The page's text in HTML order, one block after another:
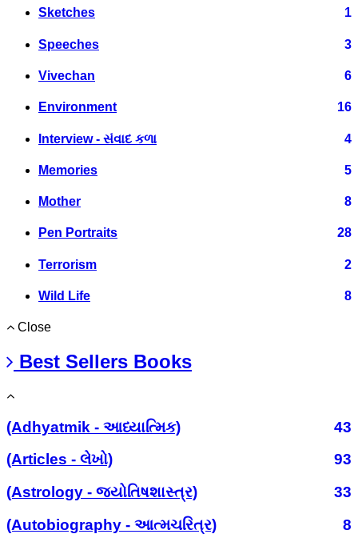
Sketches 1
Speeches 3
Vivechan 6
Environment 16
Interview - સંવાદ કળા 4
Memories 5
Mother 8
Pen Portraits 28
Terrorism 2
Wild Life 8
Close
Best Sellers Books
(Adhyatmik - આધ્યાત્મિક)
43
(Articles - લેખો)
93
(Astrology - જ્યોતિષશાસ્ત્ર)
33
(Autobiography - આત્મચરિત્ર)
8